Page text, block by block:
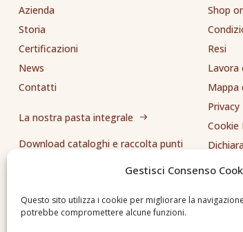
Gestisci Consenso
Questo sito utilizza i cookie per migliorare la
potrebbe compromettere alcune funzioni.
Azienda
Storia
Certificazioni
News
Contatti
La nostra pasta integrale
Download cataloghi e raccolta punti
Shop
Resi
Lavora
Mappa
Privacy
Cookie